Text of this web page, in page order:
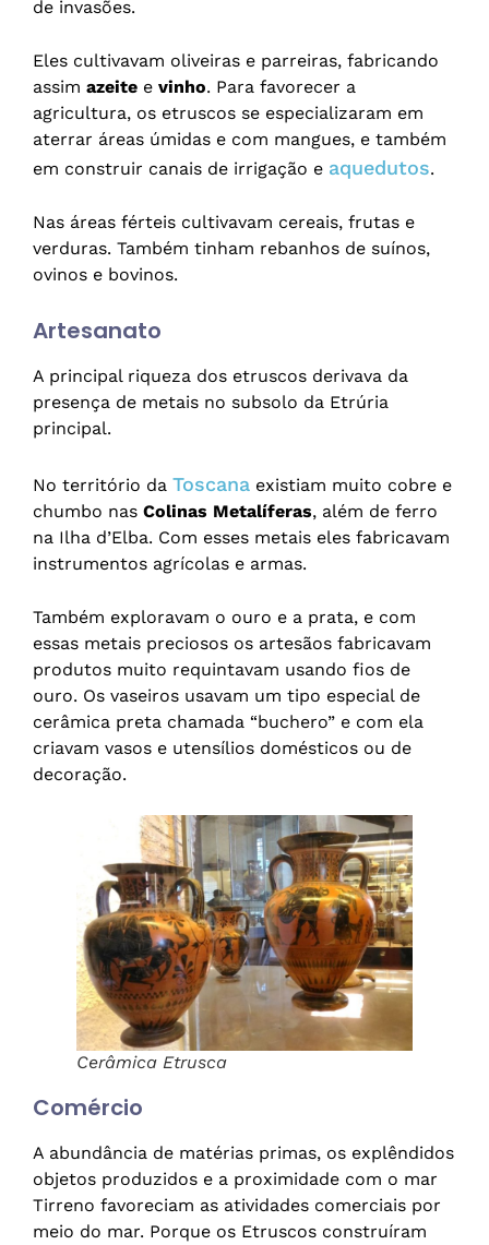
de invasões.
Eles cultivavam oliveiras e parreiras, fabricando
assim azeite e vinho. Para favorecer a
agricultura, os etruscos se especializaram em
aterrar áreas úmidas e com mangues, e também
em construir canais de irrigação e aquedutos.
Nas áreas férteis cultivavam cereais, frutas e
verduras. Também tinham rebanhos de suínos,
ovinos e bovinos.
Artesanato
A principal riqueza dos etruscos derivava da
presença de metais no subsolo da Etrúria
principal.
No território da Toscana existiam muito cobre e
chumbo nas Colinas Metalíferas, além de ferro
na Ilha d’Elba. Com esses metais eles fabricavam
instrumentos agrícolas e armas.
Também exploravam o ouro e a prata, e com
essas metais preciosos os artesãos fabricavam
produtos muito requintavam usando fios de
ouro. Os vaseiros usavam um tipo especial de
cerâmica preta chamada “buchero” e com ela
criavam vasos e utensílios domésticos ou de
decoração.
Cerâmica Etrusca
Comércio
A abundância de matérias primas, os explêndidos
objetos produzidos e a proximidade com o mar
Tirreno favoreciam as atividades comerciais por
meio do mar. Porque os Etruscos construíram